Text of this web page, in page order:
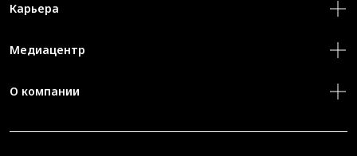
Карьера
Медиацентр
О компании